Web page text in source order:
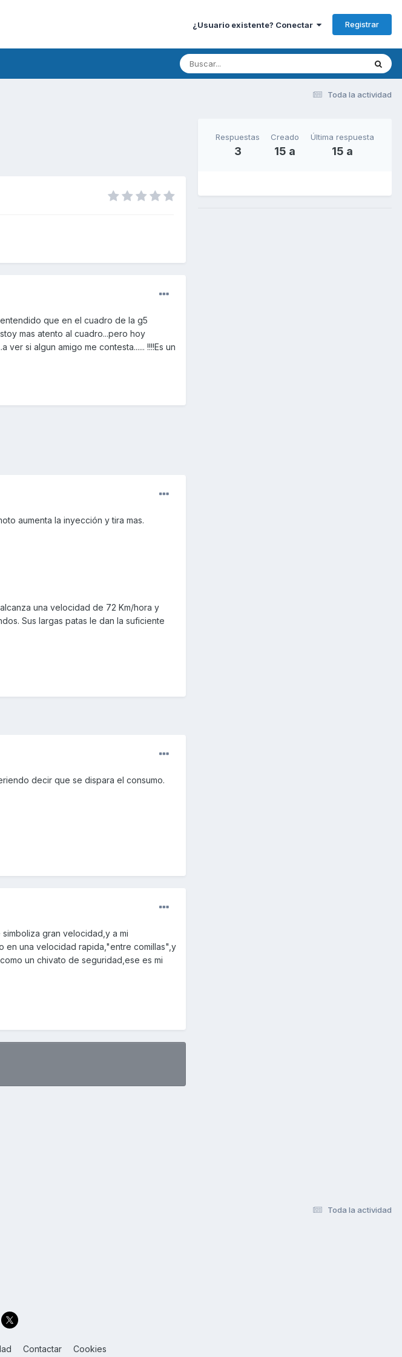
¿Usuario existente? Conectar Registrar
Toda la actividad
que en el cuadro de la g5
mas atento al cuadro...pero hoy
si algun amigo me contesta...... !!!!Es un
aumenta la inyección y tira mas.
una velocidad de 72 Km/hora y
Sus largas patas le dan la suficiente
decir que se dispara el consumo.
gran velocidad,y a mi
en una velocidad rapida,"entre comillas",y
un chivato de seguridad,ese es mi
Respuestas
3
Creado
15 a
Última respuesta
15 a
Toda la actividad
Contactar Cookies